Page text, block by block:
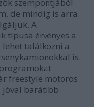
szempontjából
de mindig is arra
A
típusa érvényes a
találkozni a
is.
freestyle motoros
jóval barátibb